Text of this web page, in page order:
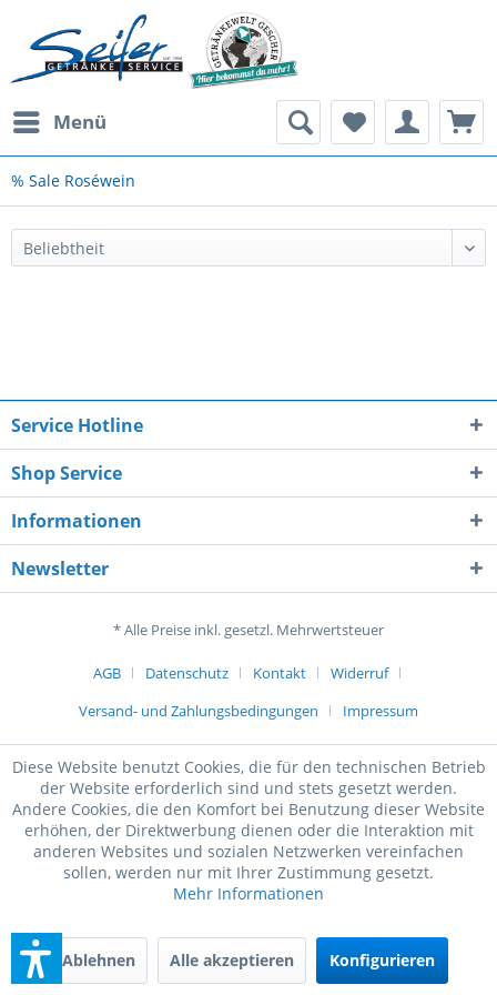
Menü
% Sale Roséwein
Service Hotline
Shop Service
Informationen
Newsletter
* Alle Preise inkl. gesetzl. Mehrwertsteuer
AGB Datenschutz Kontakt
Widerruf
Versand- und Zahlungsbedingungen
Impressum
Diese Website benutzt Cookies, die für den technischen Betrieb
der Website erforderlich sind und stets gesetzt werden.
Andere Cookies, die den Komfort bei Benutzung dieser Website
erhöhen, der Direktwerbung dienen oder die Interaktion mit
anderen Websites und sozialen Netzwerken vereinfachen
sollen, werden nur mit Ihrer Zustimmung gesetzt.
Mehr Informationen
Ablehnen Alle akzeptieren Konfigurieren